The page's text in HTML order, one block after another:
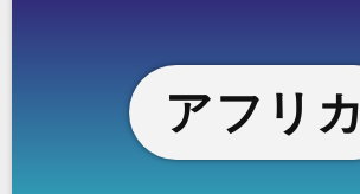
アフリカ